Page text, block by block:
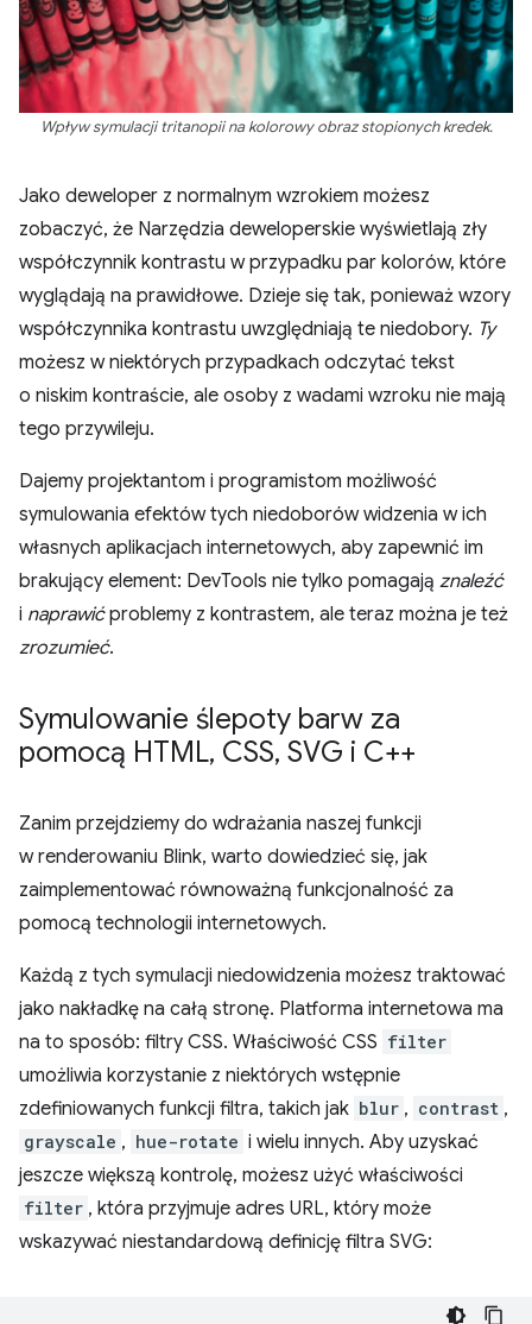
Wpływ symulacji tritanopii na kolorowy obraz stopionych kredek.
Jako deweloper z normalnym wzrokiem możesz
zobaczyć, że Narzędzia deweloperskie wyświetlają zły
współczynnik kontrastu w przypadku par kolorów, które
wyglądają na prawidłowe. Dzieje się tak, ponieważ wzory
współczynnika kontrastu uwzględniają te niedobory. Ty
możesz w niektórych przypadkach odczytać tekst
o niskim kontraście, ale osoby z wadami wzroku nie mają
tego przywileju.
Dajemy projektantom i programistom możliwość
symulowania efektów tych niedoborów widzenia w ich
własnych aplikacjach internetowych, aby zapewnić im
brakujący element: DevTools nie tylko pomagają znaleźć
i naprawićproblemy z kontrastem, ale teraz można je też
zrozumieć.
Symulowanie ślepoty barw za
pomocą HTML, CSS, SVG i C++
Zanim przejdziemy do wdrażania naszej funkcji
w renderowaniu Blink, warto dowiedzieć się, jak
zaimplementować równoważną funkcjonalność za
pomocą technologii internetowych.
Każdą z tych symulacji niedowidzenia możesz traktować
jako nakładkę na całą stronę. Platforma internetowa ma
na to sposób: filtry CSS. Właściwość CSS filter
umożliwia korzystanie z niektórych wstępnie
zdefiniowanych funkcji filtra, takich jak blur , contrast ,
grayscale , hue-rotate i wielu innych. Aby uzyskać
jeszcze większą kontrolę, możesz użyć właściwości
filter , która przyjmuje adres URL, który może
wskazywać niestandardową definicję filtra SVG: